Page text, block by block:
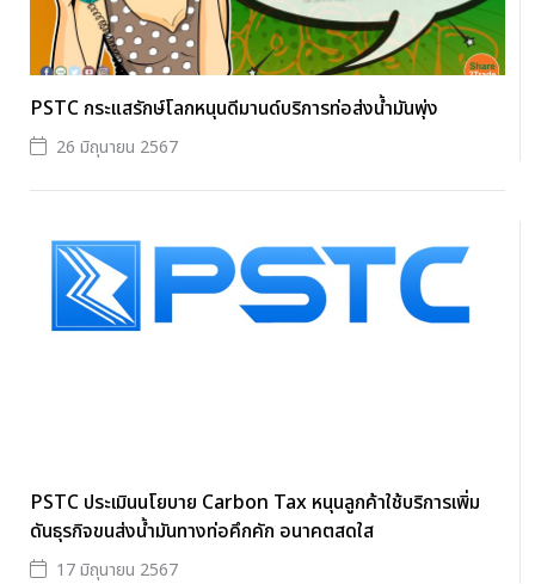
PSTC กระแสรักษ์โลกหนุนดีมานด์บริการท่อส่งน้ำมันพุ่ง
26 มิถุนายน 2567
PSTC ประเมินนโยบาย Carbon Tax หนุนลูกค้าใช้บริการเพิ่ม
ดันธุรกิจขนส่งน้ำมันทางท่อคึกคัก อนาคตสดใส
17 มิถุนายน 2567